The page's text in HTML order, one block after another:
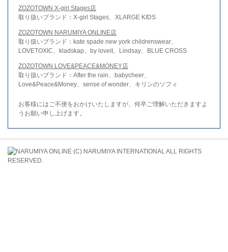
ZOZOTOWN X-girl Stages店
取り扱いブランド：X-girl Stages、XLARGE KIDS
ZOZOTOWN NARUMIYA ONLINE店
取り扱いブランド：kate spade new york childrenswear、
LOVETOXIC、kladskap、by loveit、Lindsay、BLUE CROSS
ZOZOTOWN LOVE&PEACE&MONEY店
取り扱いブランド：After the rain、babycheer、
Love&Peace&Money、sense of wonder、キリンのソフィ
お客様にはご不便をおかけいたしますが、何卒ご理解いただきますよ
うお願い申し上げます。